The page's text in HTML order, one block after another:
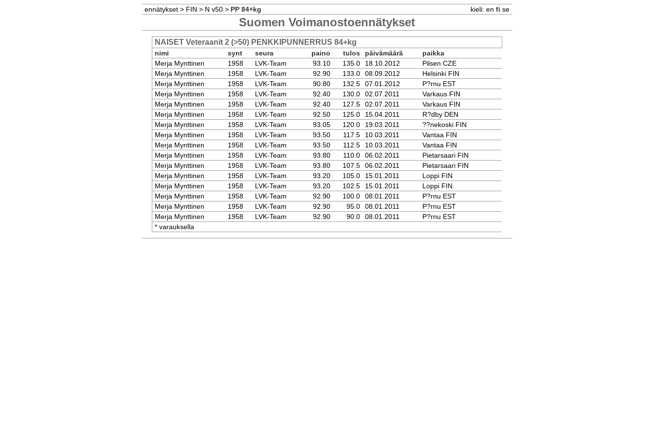
ennätykset > FIN > N v50 > PP 84+kg kieli: en fi se
Suomen Voimanostoennätykset
NAISET Veteraanit 2 (>50) PENKKIPUNNERRUS 84+kg
nimi synt seura paino tulos päivämäärä
paikka
Merja Mynttinen
1958 LVK-Team 93.10 135.0 18.10.2012
Pilsen CZE
Merja Mynttinen
1958 LVK-Team 92.90 133.0 08.09.2012
Helsinki FIN
Merja Mynttinen
1958 LVK-Team 90.80 132.5 07.01.2012
P?rnu EST
Merja Mynttinen
1958 LVK-Team 92.40 130.0 02.07.2011
Varkaus FIN
Merja Mynttinen
1958 LVK-Team 92.40 127.5 02.07.2011
Varkaus FIN
Merja Mynttinen
1958 LVK-Team 92.50 125.0 15.04.2011
R?dby DEN
Merja Mynttinen
1958 LVK-Team 93.05 120.0 19.03.2011
??nekoski FIN
Merja Mynttinen
1958 LVK-Team 93.50 117.5 10.03.2011
Vantaa FIN
Merja Mynttinen
1958 LVK-Team 93.50 112.5 10.03.2011
Vantaa FIN
Merja Mynttinen
1958 LVK-Team 93.80 110.0 06.02.2011
Pietarsaari FIN
Merja Mynttinen
1958 LVK-Team 93.80 107.5 06.02.2011
Pietarsaari FIN
Merja Mynttinen
1958 LVK-Team 93.20 105.0 15.01.2011
Loppi FIN
Merja Mynttinen
1958 LVK-Team 93.20 102.5 15.01.2011
Loppi FIN
Merja Mynttinen
1958 LVK-Team 92.90 100.0 08.01.2011
P?rnu EST
Merja Mynttinen
1958 LVK-Team 92.90 95.0 08.01.2011
P?rnu EST
Merja Mynttinen
1958 LVK-Team 92.90 90.0 08.01.2011
P?rnu EST
* varauksella